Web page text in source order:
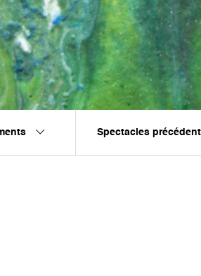
Spectacles